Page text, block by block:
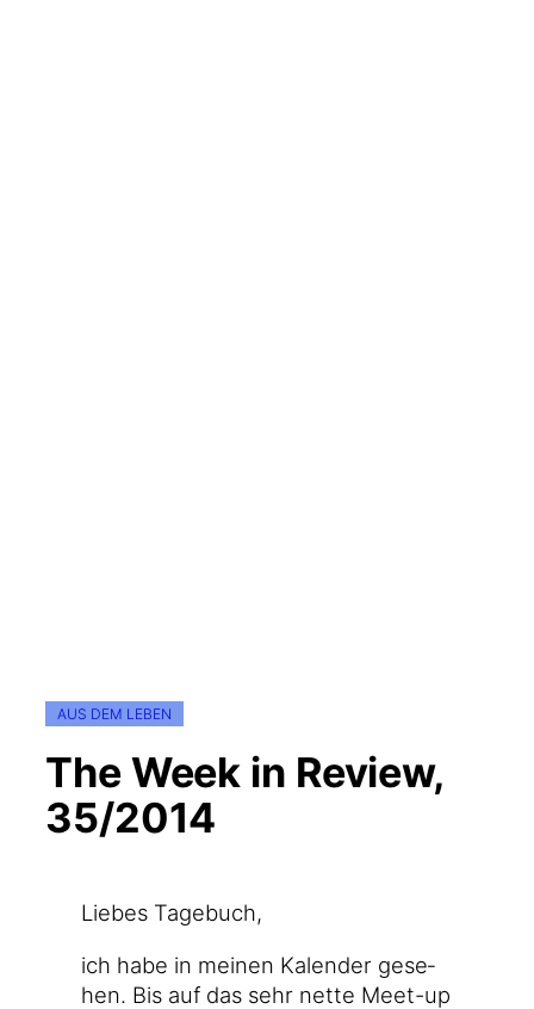
AUS DEM LEBEN
The Week in Review,
35/2014
Lie­bes Tagebuch,
ich habe in mei­nen Kalen­der gese­
hen. Bis auf das sehr net­te Meet-up